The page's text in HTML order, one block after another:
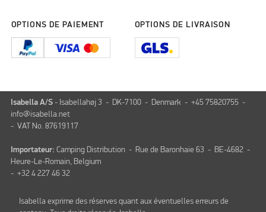
OPTIONS DE PAIEMENT OPTIONS DE LIVRAISON
Isabella A/S - Isabellahøj 3 - DK-7100 - Denmark - +45 75820755 -
info@isabella.net
- VAT No. 87619117
Importateur: Camping Distribution - Rue de Baronhaie 63 - BE-4682 -
Heure-Le-Romain, Belgium
- +32 4 227 46 32
Isabella exprime des réserves quant aux éventuelles erreurs de